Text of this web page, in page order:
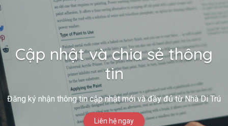
Cập nhật và chia sẻ thông
tin
Đăng ký nhận thông tin cập nhật mới và đầy đủ từ Nhà Di Trú
Liên hệ ngay